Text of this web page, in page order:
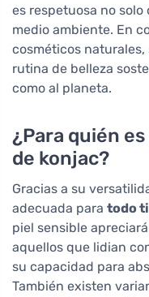
es respetuosa no
medio ambiente. En
cosméticos
rutina de belleza
como al planeta.
¿Para quién
de konjac?
Gracias a su
adecuada para todo
piel sensible
aquellos que lidian
su capacidad para
También existen